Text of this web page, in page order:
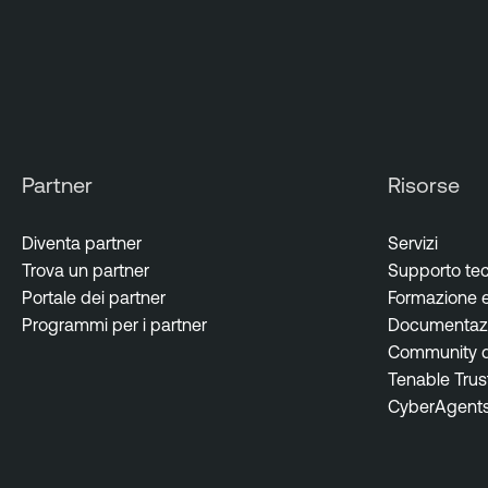
Partner
Diventa partner
Trova un partner
Portale dei partner
Programmi per i partner
Risorse
Servizi
Supporto
Formazione
Community
Tenable